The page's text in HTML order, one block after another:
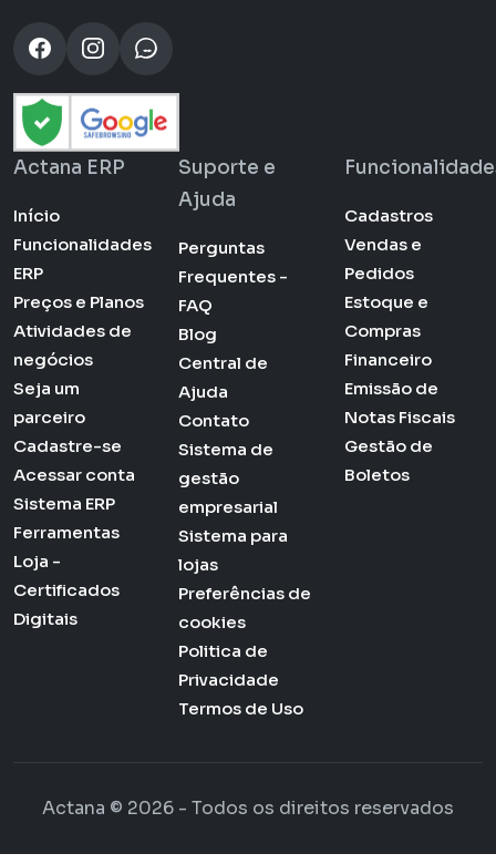
Actana ERP
Início
Funcionalidades
ERP
Preços e Planos
Atividades de
negócios
Seja um
parceiro
Cadastre-se
Acessar conta
Sistema ERP
Ferramentas
Loja -
Certificados
Digitais
Suporte e
Ajuda
Perguntas
Frequentes -
FAQ
Blog
Central de
Ajuda
Contato
Sistema de
gestão
empresarial
Sistema para
lojas
Preferências de
cookies
Politica de
Privacidade
Termos de Uso
Cadastros
Vendas e
Pedidos
Estoque e
Compras
Financeiro
Emissão de
Notas Fiscais
Gestão de
Boletos
Actana © 2026 - Todos os direitos reservados